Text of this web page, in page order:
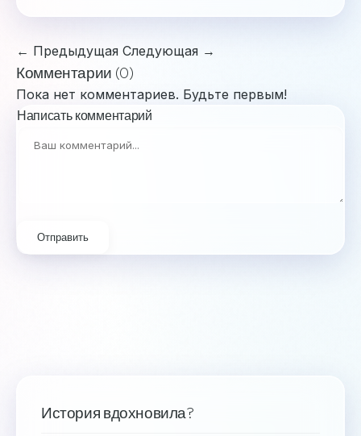
← Предыдущая Следующая →
Комментарии (0)
Пока нет комментариев. Будьте первым!
Написать комментарий
Отправить
История вдохновила?